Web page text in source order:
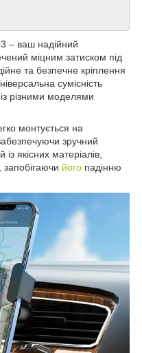
– ваш надійний
міцним затиском під
та безпечне кріплення
сумісність
різними моделями
монтується на
зручний
якісних матеріалів,
його падінню